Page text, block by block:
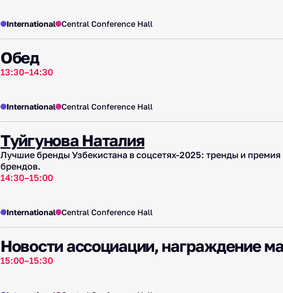
International Central Conference Hall
Обед
13:30–14:30
International Central Conference Hall
Туйгунова Наталия
Лучшие бренды Узбекистана в соцсетях-2025: тренды и
брендов.
14:30–15:00
International Central Conference Hall
Новости ассоциации, награждение
15:00–15:30